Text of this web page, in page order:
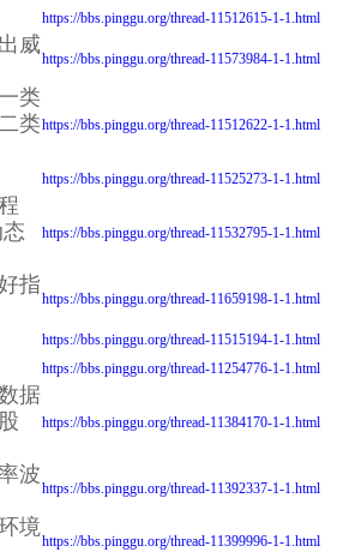
https://bbs.pinggu.org/thread-11512615-1-1.html
威
https://bbs.pinggu.org/thread-11573984-1-1.html
类
类https://bbs.pinggu.org/thread-11512622-1-1.html
https://bbs.pinggu.org/thread-11525273-1-1.html
https://bbs.pinggu.org/thread-11532795-1-1.html
指
https://bbs.pinggu.org/thread-11659198-1-1.html
https://bbs.pinggu.org/thread-11515194-1-1.html
https://bbs.pinggu.org/thread-11254776-1-1.html
据
https://bbs.pinggu.org/thread-11384170-1-1.html
波
https://bbs.pinggu.org/thread-11392337-1-1.html
境
https://bbs.pinggu.org/thread-11399996-1-1.html